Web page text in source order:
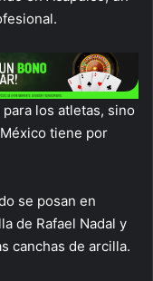
los atletas, sino
tiene por
se posan en
de Rafael Nadal y
canchas de arcilla.